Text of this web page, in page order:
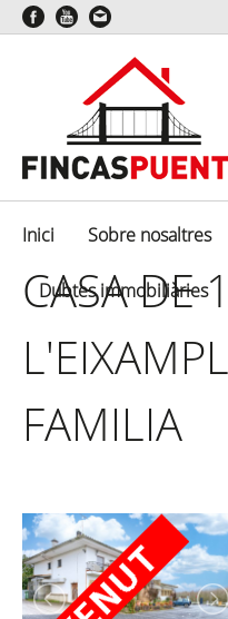
CASA DE
FAMILIA
Inici Sobre nosaltres
Dubtes immobiliàries